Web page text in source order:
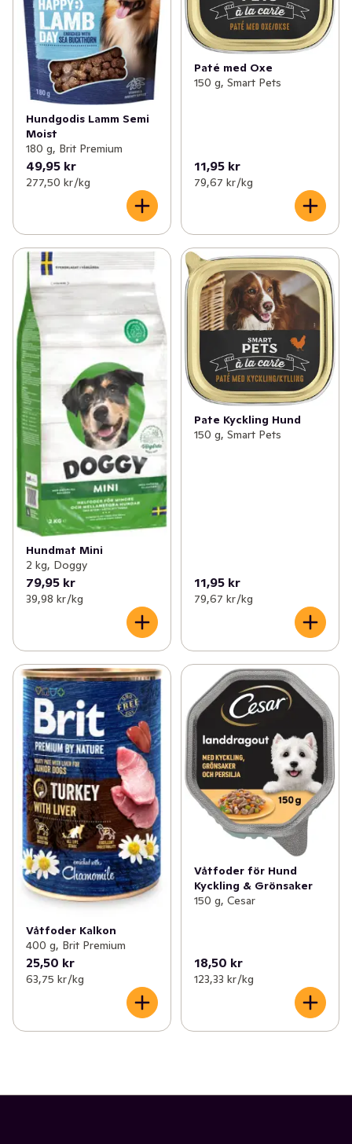
Hundgodis Lamm Semi
Moist
180 g, Brit Premium
49,95 kr
277,50 kr /kg
Paté med Oxe
150 g, Smart Pets
11,95 kr
79,67 kr /kg
Hundmat Mini
2 kg, Doggy
79,95 kr
39,98 kr /kg
Pate Kyckling Hund
150 g, Smart Pets
11,95 kr
79,67 kr /kg
Våtfoder Kalkon
400 g, Brit Premium
25,50 kr
63,75 kr /kg
Våtfoder för Hund
Kyckling & Grönsaker
150 g, Cesar
18,50 kr
123,33 kr /kg